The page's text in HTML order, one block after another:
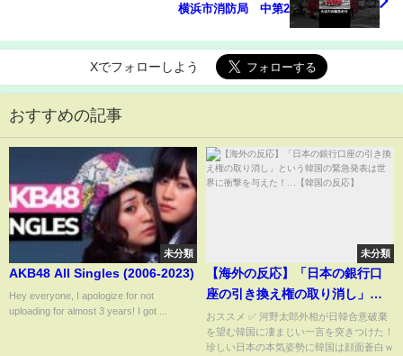
横浜市消防局 中第2
Xでフォローしよう
おすすめの記事
未分類
AKB48 All Singles (2006-2023)
Hey everyone, I apologize for not
uploading for almost 3 years! I got ...
未分類
【海外の反応】「日本の銀行口
座の引き換え権の取り消し」と
いう韓国の緊急発表は世界に衝
撃を与えた！…【韓国の反応】
おススメ ✅ 河野太郎外相が日韓合意破棄
を望む韓国に凄まじい一言を突きつけた！
珍しい日本の本気姿勢に韓国は顔面蒼白ｗ